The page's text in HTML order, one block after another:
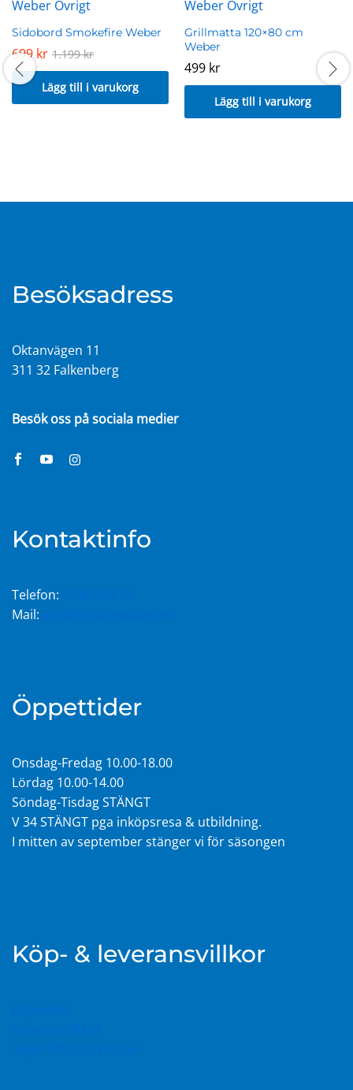
Sidobord Smokefire Weber
699 kr 1.199kr
Lägg till i varukorg
Grillmatta 120×80 cm
Weber
499 kr
Lägg till i varukorg
Besöksadress
Oktanvägen 11
311 32 Falkenberg
Besök oss på sociala medier
Kontaktinfo
Telefon:
Mail:
Öppettider
Onsdag-Fredag 10.00-18.00
Lördag 10.00-14.00
Söndag-Tisdag STÄNGT
V 34 STÄNGT pga inköpsresa & utbildning.
I mitten av september stänger vi för säsongen
Köp- & leveransvillkor